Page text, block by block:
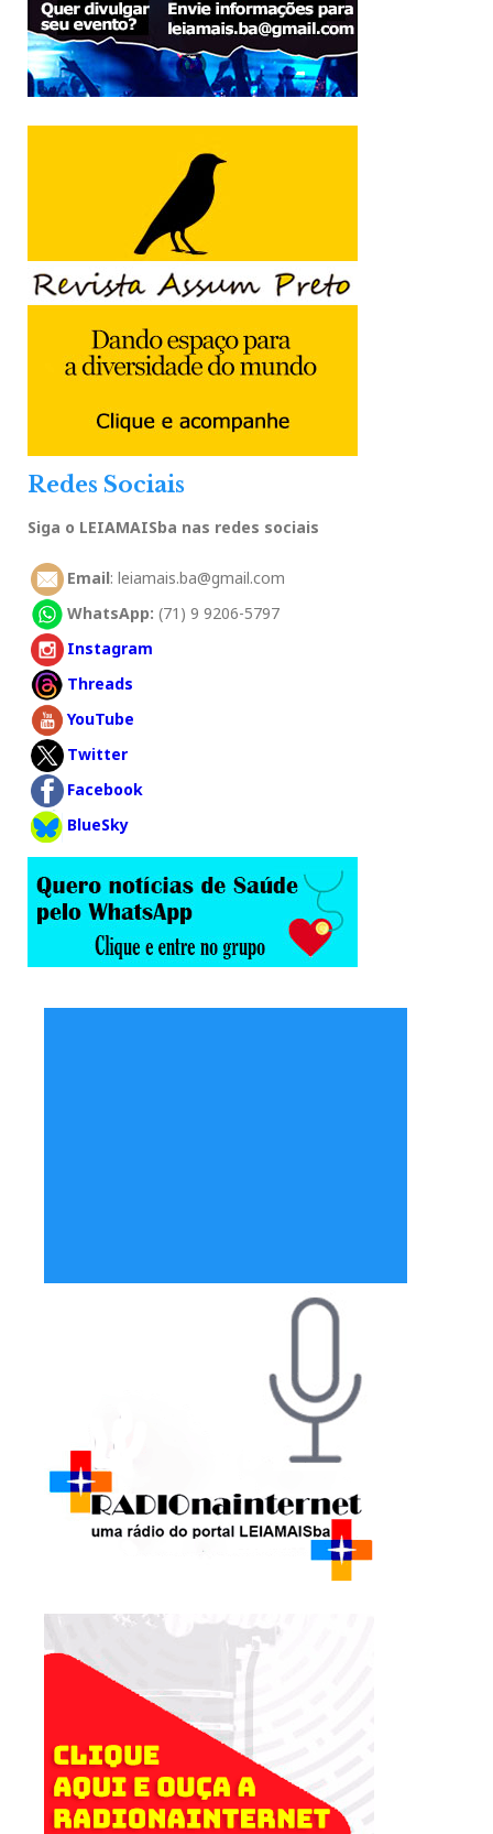
Redes Sociais
Siga o LEIAMAISba nas redes sociais
Email: leiamais.ba@gmail.com
WhatsApp: (71) 9 9206-5797
Instagram
Threads
YouTube
Twitter
Facebook
BlueSky